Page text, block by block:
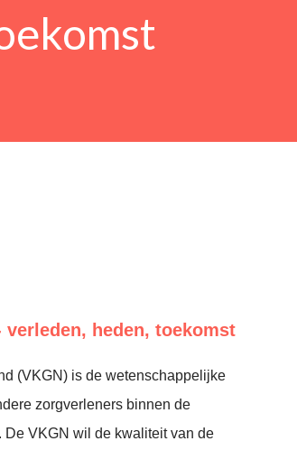
verleden, heden, toekomst
(VKGN) is de wetenschappelijke
zorgverleners binnen de
VKGN wil de kwaliteit van de